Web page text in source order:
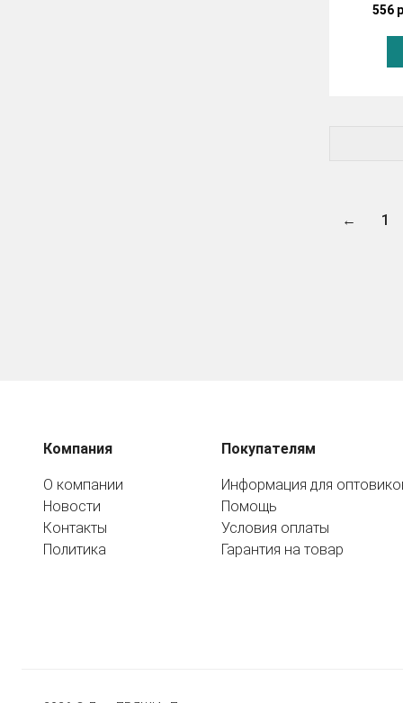
556
← 1
Компания
О компании
Новости
Контакты
Политика
Покупателям
Информация для
Помощь
Условия оплаты
Гарантия на товар